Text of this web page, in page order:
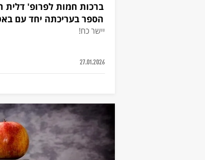
27.01.2026
ברכות חמות לפרופ' דלית
הספר בעריכתה יחד עם
יישר כח!